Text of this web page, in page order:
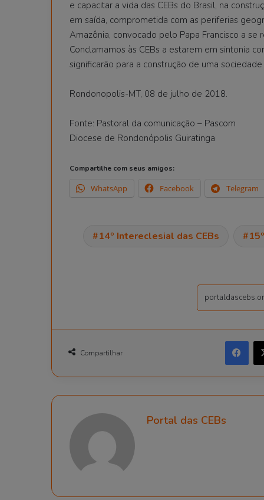
e capacitar a vida das CEBs do Brasil, na
em saída, comprometida com as periferias
Amazônia, convocado pelo Papa Francisco a se
Conclamamos às CEBs a estarem em sintonia
significarão para a construção de uma
Rondonopolis-MT, 08 de julho de 2018.
Fonte: Pastoral da comunicação – Pascom
Diocese de Rondonópolis Guiratinga
Compartilhe com seus amigos:
WhatsApp Facebook Telegram
14º Intereclesial das CEBs
Compartilhar
Facebook
Portal das CEBs